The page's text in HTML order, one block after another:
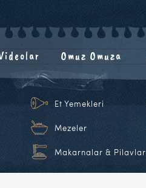
Omuz Omuza
Et Yemekleri
Mezeler
Makarnalar & Pilavlar